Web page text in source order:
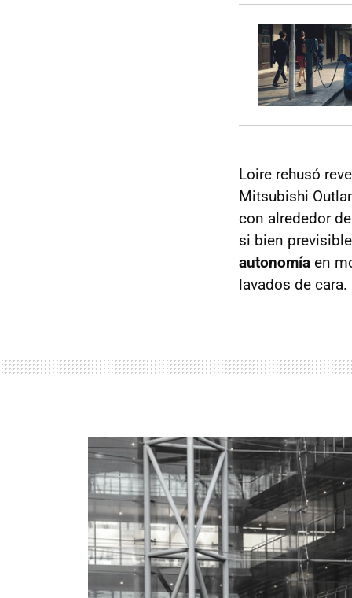
Loire rehusó
Mitsubishi
con alrededor
si bien
autonomía en
lavados de cara.